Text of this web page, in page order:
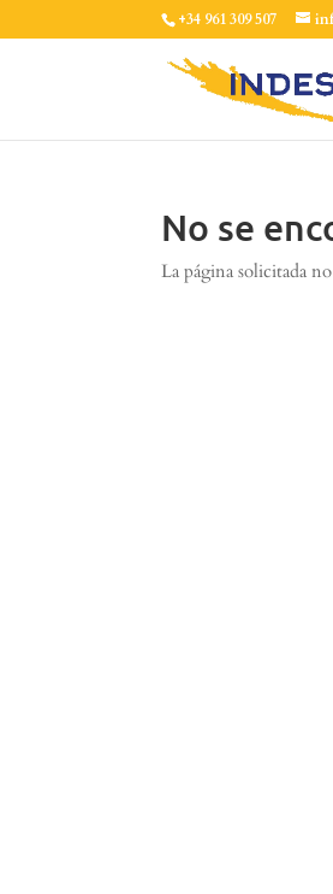
+34 961 309 507
No se
La página solicitada